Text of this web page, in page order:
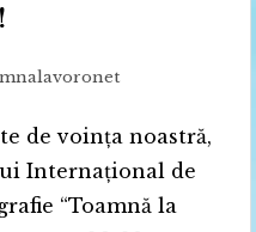
de voința noastră,
Internațional de
“Toamnă la